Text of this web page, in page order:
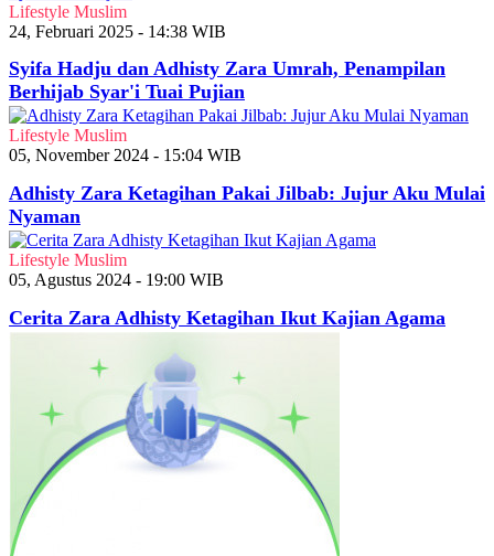
Lifestyle Muslim
24, Februari 2025 - 14:38 WIB
Syifa Hadju dan Adhisty Zara Umrah, Penampilan
Berhijab Syar'i Tuai Pujian
Lifestyle Muslim
05, November 2024 - 15:04 WIB
Adhisty Zara Ketagihan Pakai Jilbab: Jujur Aku Mulai
Nyaman
Lifestyle Muslim
05, Agustus 2024 - 19:00 WIB
Cerita Zara Adhisty Ketagihan Ikut Kajian Agama